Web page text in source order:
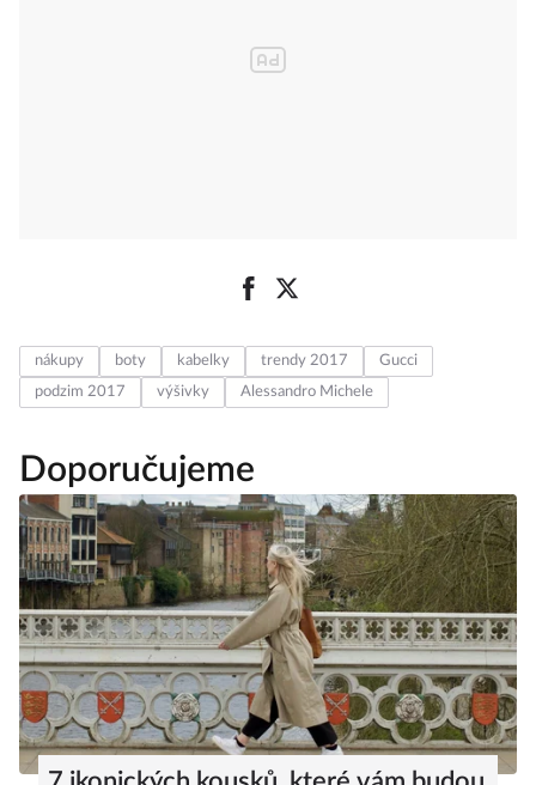
nákupy boty kabelky trendy 2017
Gucci
podzim 2017
výšivky Alessandro Michele
Doporučujeme